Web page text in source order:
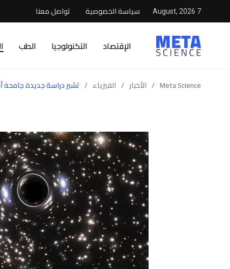
7 August, 2026 سياسة الخصوصية تواصل معنا
الإقتصاد التكنولوجيا الطب
Meta Science
/ الأخبار / الفيزياء / تشير دراسة جديدة جامحة